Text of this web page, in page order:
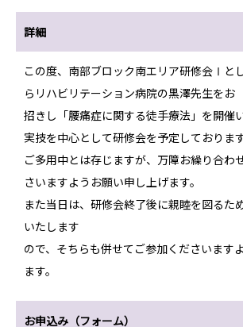
詳細
この度、南部ブロック南エリア研修会Ⅰと
らリハビリテーション病院の黒澤先生をお
招きし「腰痛症に関する徒手療法」を開催
実技を中心として研修会を予定しております
ご多用中とは存じますが、万障お繰り合わ
さいますようお願い申し上げます。
また当日は、研修会終了後に親睦を図るた
いたします
ので、そちらも併せてご参加くださいます
ます。
お申込み（フォーム）